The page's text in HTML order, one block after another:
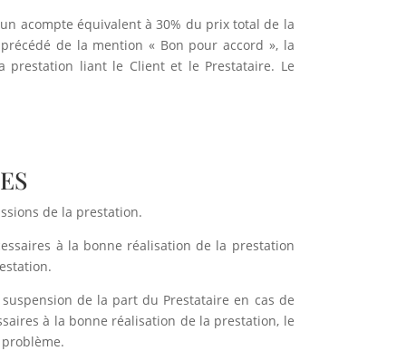
acompte équivalent à 30% du prix total de la
de la mention « Bon pour accord », la
prestation liant le Client et le Prestataire. Le
de la prestation.
à la bonne réalisation de la prestation
de la part du Prestataire en cas de
à la bonne réalisation de la prestation, le